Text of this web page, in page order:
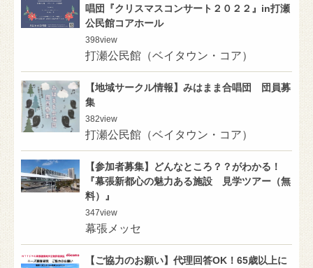
唱団『クリスマスコンサート２０２２』in打瀬
公民館コアホール
398view
打瀬公民館（ベイタウン・コア）
【地域サークル情報】みはまま合唱団 団員募
集
382view
打瀬公民館（ベイタウン・コア）
【参加者募集】どんなところ？？がわかる！
『幕張新都心の魅力ある施設 見学ツアー（無
料）』
347view
幕張メッセ
【ご協力のお願い】代理回答OK！65歳以上に